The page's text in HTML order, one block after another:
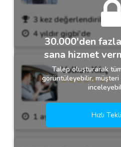
3 kez değerlendirildi.
4 yıldır gigbi'de
Volkan Kılıç
0.0
1 aydır gigbi'de
30.000'den
sana hizmet
Talep oluşturarak
görüntüleyebilir,
Hızlı